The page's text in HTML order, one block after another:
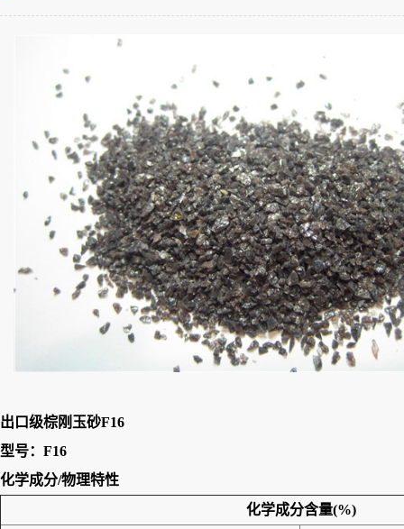
出口级棕刚玉砂F16
型号：F16
化学成分/物理特性
化学成分含量(%)